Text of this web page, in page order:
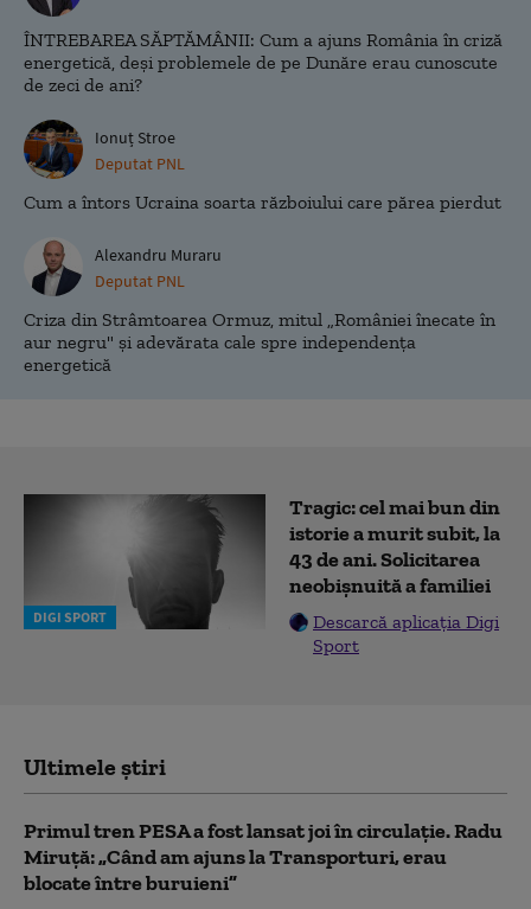
ÎNTREBAREA SĂPTĂMÂNII: Cum a ajuns România în criză
energetică, deși problemele de pe Dunăre erau cunoscute
de zeci de ani?
Ionuț Stroe
Deputat PNL
Cum a întors Ucraina soarta războiului care părea pierdut
Alexandru Muraru
Deputat PNL
Criza din Strâmtoarea Ormuz, mitul „României înecate în
aur negru" și adevărata cale spre independența
energetică
DIGI SPORT
Tragic: cel mai bun din
istorie a murit subit, la
43 de ani. Solicitarea
neobișnuită a familiei
Descarcă aplicația Digi
Sport
Ultimele știri
Primul tren PESA a fost lansat joi în circulație. Radu
Miruță: „Când am ajuns la Transporturi, erau
blocate între buruieni”